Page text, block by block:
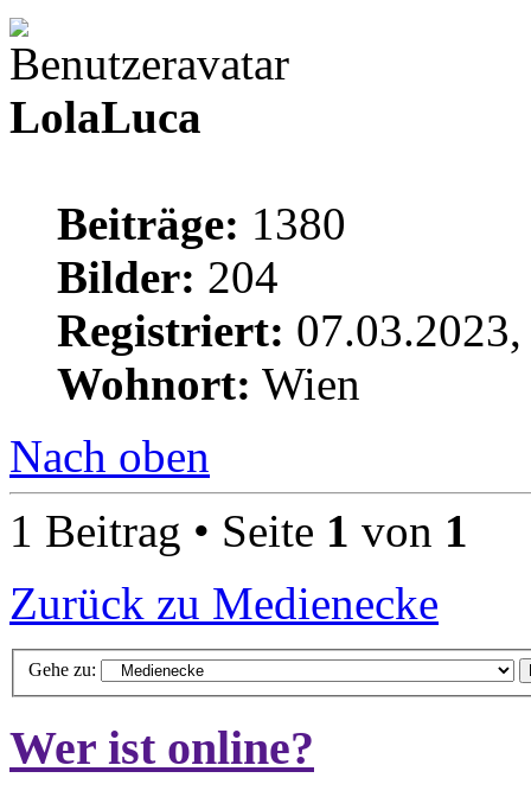
LolaLuca
Beiträge: 1380
Bilder: 204
Registriert:
Wohnort: Wien
Nach oben
1 Beitrag • Seite 1 von 1
Zurück zu Medienecke
Gehe zu:
Wer ist online?